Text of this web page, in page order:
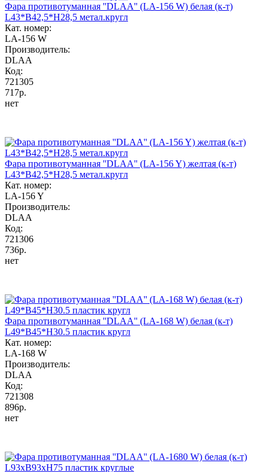
Фара противотуманная ''DLAA'' (LA-156 W) белая (к-т)
L43*B42,5*H28,5 метал.кругл
Кат. номер:
LA-156 W
Производитель:
DLAA
Код:
721305
717р.
нет
Фара противотуманная ''DLAA'' (LA-156 Y) желтая (к-т)
L43*B42,5*H28,5 метал.кругл
Кат. номер:
LA-156 Y
Производитель:
DLAA
Код:
721306
736р.
нет
Фара противотуманная ''DLAA'' (LA-168 W) белая (к-т)
L49*B45*H30.5 пластик кругл
Кат. номер:
LA-168 W
Производитель:
DLAA
Код:
721308
896р.
нет